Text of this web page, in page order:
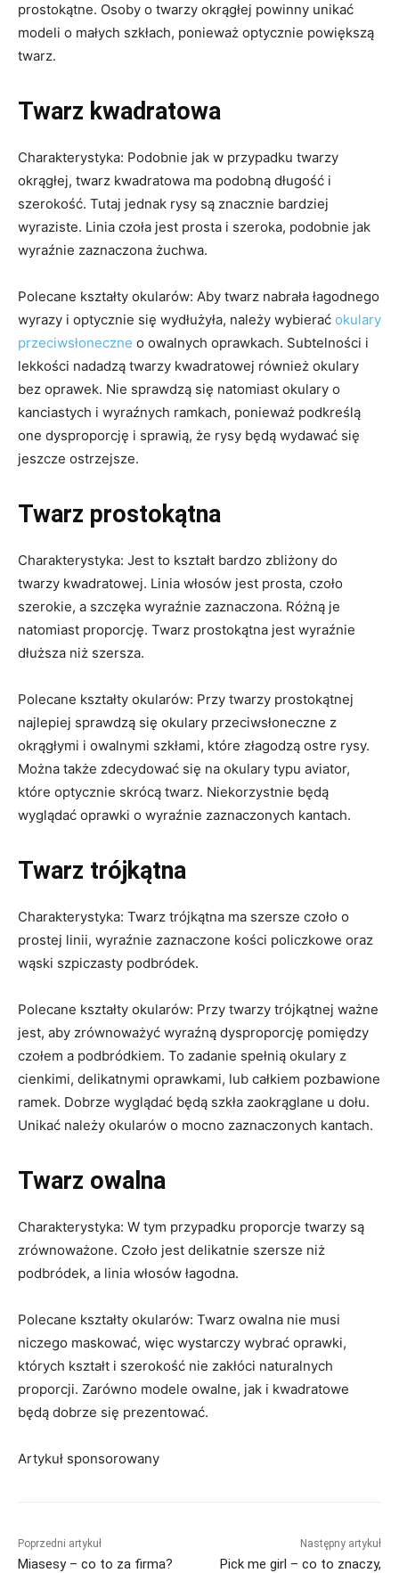
prostokątne. Osoby o twarzy okrągłej powinny unikać
modeli o małych szkłach, ponieważ optycznie powiększą
twarz.
Twarz kwadratowa
Charakterystyka: Podobnie jak w przypadku twarzy
okrągłej, twarz kwadratowa ma podobną długość i
szerokość. Tutaj jednak rysy są znacznie bardziej
wyraziste. Linia czoła jest prosta i szeroka, podobnie jak
wyraźnie zaznaczona żuchwa.
Polecane kształty okularów: Aby twarz nabrała łagodnego
wyrazy i optycznie się wydłużyła, należy wybierać okulary
przeciwsłoneczne o owalnych oprawkach. Subtelności i
lekkości nadadzą twarzy kwadratowej również okulary
bez oprawek. Nie sprawdzą się natomiast okulary o
kanciastych i wyraźnych ramkach, ponieważ podkreślą
one dysproporcję i sprawią, że rysy będą wydawać się
jeszcze ostrzejsze.
Twarz prostokątna
Charakterystyka: Jest to kształt bardzo zbliżony do
twarzy kwadratowej. Linia włosów jest prosta, czoło
szerokie, a szczęka wyraźnie zaznaczona. Różną je
natomiast proporcję. Twarz prostokątna jest wyraźnie
dłuższa niż szersza.
Polecane kształty okularów: Przy twarzy prostokątnej
najlepiej sprawdzą się okulary przeciwsłoneczne z
okrągłymi i owalnymi szkłami, które złagodzą ostre rysy.
Można także zdecydować się na okulary typu aviator,
które optycznie skrócą twarz. Niekorzystnie będą
wyglądać oprawki o wyraźnie zaznaczonych kantach.
Twarz trójkątna
Charakterystyka: Twarz trójkątna ma szersze czoło o
prostej linii, wyraźnie zaznaczone kości policzkowe oraz
wąski szpiczasty podbródek.
Polecane kształty okularów: Przy twarzy trójkątnej ważne
jest, aby zrównoważyć wyraźną dysproporcję pomiędzy
czołem a podbródkiem. To zadanie spełnią okulary z
cienkimi, delikatnymi oprawkami, lub całkiem pozbawione
ramek. Dobrze wyglądać będą szkła zaokrąglane u dołu.
Unikać należy okularów o mocno zaznaczonych kantach.
Twarz owalna
Charakterystyka: W tym przypadku proporcje twarzy są
zrównoważone. Czoło jest delikatnie szersze niż
podbródek, a linia włosów łagodna.
Polecane kształty okularów: Twarz owalna nie musi
niczego maskować, więc wystarczy wybrać oprawki,
których kształt i szerokość nie zakłóci naturalnych
proporcji. Zarówno modele owalne, jak i kwadratowe
będą dobrze się prezentować.
Artykuł sponsorowany
Poprzedni artykuł
Miasesy – co to za firma?
Następny artykuł
Pick me girl – co to znaczy,